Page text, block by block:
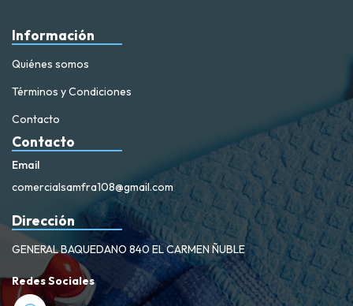
Información
Quiénes somos
Términos y Condiciones
Contacto
Contacto
Email
comercialsamfra108@gmail.com
Dirección
GENERAL BAQUEDANO 840 EL CARMEN ÑUBLE
Redes Sociales